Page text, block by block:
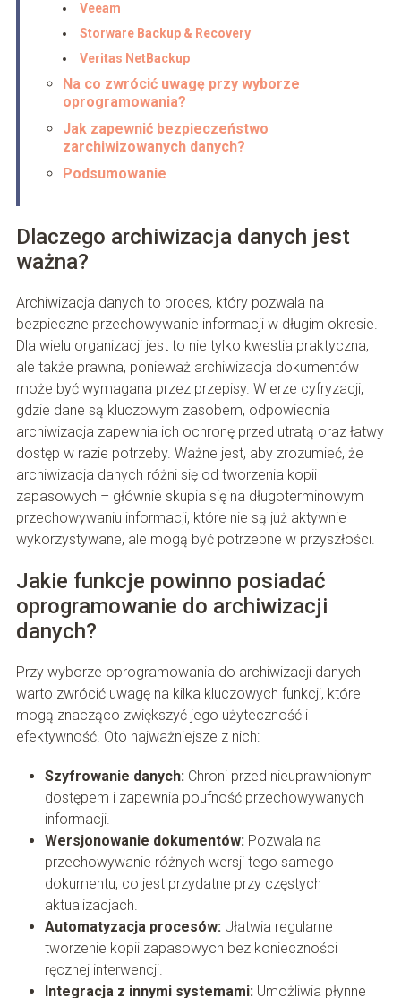
Veeam
Storware Backup & Recovery
Veritas NetBackup
Na co zwrócić uwagę przy wyborze
oprogramowania?
Jak zapewnić bezpieczeństwo
zarchiwizowanych danych?
Podsumowanie
Dlaczego archiwizacja danych jest
ważna?
Archiwizacja danych to proces, który pozwala na
bezpieczne przechowywanie informacji w długim okresie.
Dla wielu organizacji jest to nie tylko kwestia praktyczna,
ale także prawna, ponieważ archiwizacja dokumentów
może być wymagana przez przepisy. W erze cyfryzacji,
gdzie dane są kluczowym zasobem, odpowiednia
archiwizacja zapewnia ich ochronę przed utratą oraz łatwy
dostęp w razie potrzeby. Ważne jest, aby zrozumieć, że
archiwizacja danych różni się od tworzenia kopii
zapasowych – głównie skupia się na długoterminowym
przechowywaniu informacji, które nie są już aktywnie
wykorzystywane, ale mogą być potrzebne w przyszłości.
Jakie funkcje powinno posiadać
oprogramowanie do archiwizacji
danych?
Przy wyborze oprogramowania do archiwizacji danych
warto zwrócić uwagę na kilka kluczowych funkcji, które
mogą znacząco zwiększyć jego użyteczność i
efektywność. Oto najważniejsze z nich:
Szyfrowanie danych:Chroni przed nieuprawnionym
dostępem i zapewnia poufność przechowywanych
informacji.
Wersjonowanie dokumentów:Pozwala na
przechowywanie różnych wersji tego samego
dokumentu, co jest przydatne przy częstych
aktualizacjach.
Automatyzacja procesów:Ułatwia regularne
tworzenie kopii zapasowych bez konieczności
ręcznej interwencji.
Integracja z innymi systemami:Umożliwia płynne